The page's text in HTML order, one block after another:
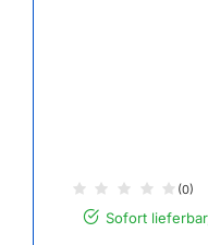
(0)
Sofort